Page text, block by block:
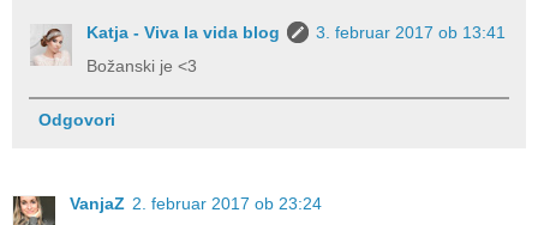
Katja - Viva la vida blog
3. februar 2017 ob 13:41
Božanski je <3
Odgovori
VanjaZ 2. februar 2017 ob 23:24